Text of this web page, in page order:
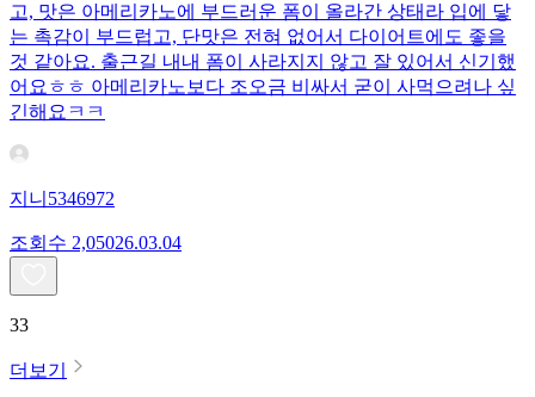
고, 맛은 아메리카노에 부드러운 폼이 올라간 상태라 입에 닿
는 촉감이 부드럽고, 단맛은 전혀 없어서 다이어트에도 좋을
것 같아요. 출근길 내내 폼이 사라지지 않고 잘 있어서 신기했
어요ㅎㅎ 아메리카노보다 조오금 비싸서 굳이 사먹으려나 싶
긴해요ㅋㅋ
지니5346972
조회수 2,05026.03.04
33
더보기